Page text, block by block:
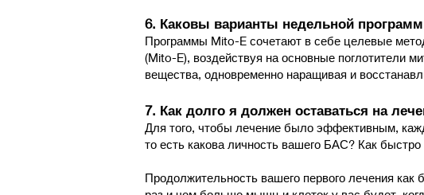
6. ​Каковы варианты недельной
Программы Mito-E сочетают в себе целевые
(Mito-E), воздействуя на основные поглотители
вещества, одновременно наращивая и
7. Как долго я должен оставаться на
Для того, чтобы лечение было эффективным,
то есть какова личность вашего БАС? Как
​Продолжительность вашего первого лечения